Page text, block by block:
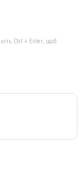
Ctrl + Enter, щоб